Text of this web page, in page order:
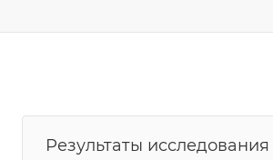
Результаты исследования